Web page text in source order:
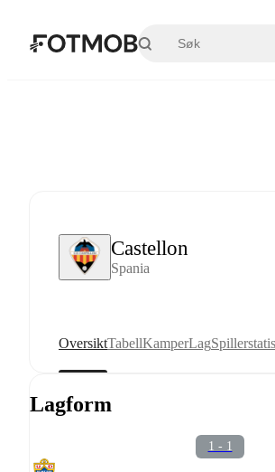
Castellon
Spania
OversiktTabellKamperLag
Lagform
1 - 1